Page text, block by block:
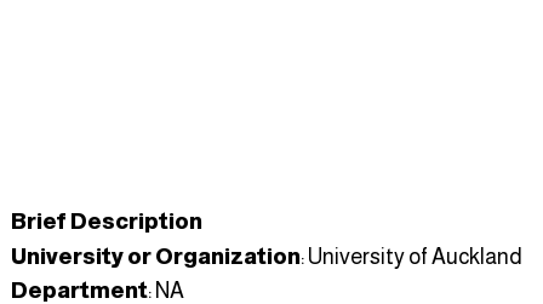
Brief Description
University or Organization: University of Auckland
Department: NA